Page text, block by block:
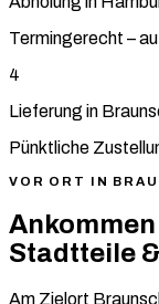
Termingerecht –
4
Lieferung in
Pünktliche
VOR ORT IN
Stadtteile
Am Zielort